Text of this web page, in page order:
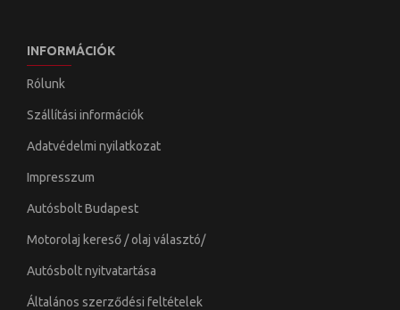
INFORMÁCIÓK
Rólunk
Szállítási információk
Adatvédelmi nyilatkozat
Impresszum
Autósbolt Budapest
Motorolaj kereső / olaj választó/
Autósbolt nyitvatartása
Általános szerződési feltételek